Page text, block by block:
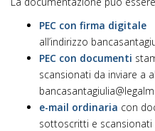
PEC con firma digitale
all’indirizzo
PEC con documenti
scansionati da inviare a
e-mail ordinaria con
sottoscritti e